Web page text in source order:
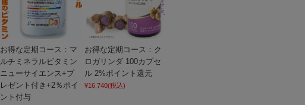
お得な定期コース：マ
ルチミネラルビタミン
ニューサイエンス+プ
レゼント付き+2％ポイ
ント付与
お得な定期コース：ク
ロガリンダ 100カプセ
ル 2%ポイント還元
¥16,740(税込)